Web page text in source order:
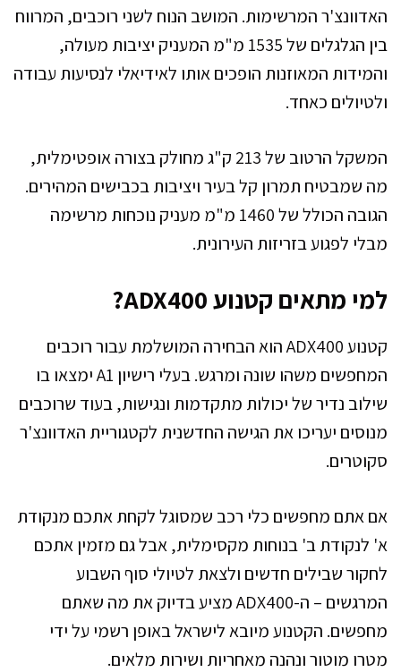
האדוונצ'ר המרשימות. המושב הנוח לשני רוכבים, המרווח
בין הגלגלים של 1535 מ"מ המעניק יציבות מעולה,
והמידות המאוזנות הופכים אותו לאידיאלי לנסיעות עבודה
ולטיולים כאחד.
המשקל הרטוב של 213 ק"ג מחולק בצורה אופטימלית,
מה שמבטיח תמרון קל בעיר ויציבות בכבישים המהירים.
הגובה הכולל של 1460 מ"מ מעניק נוכחות מרשימה
מבלי לפגוע בזריזות העירונית.
למי מתאים קטנוע ADX400?
קטנוע ADX400 הוא הבחירה המושלמת עבור רוכבים
המחפשים משהו שונה ומרגש. בעלי רישיון A1 ימצאו בו
שילוב נדיר של יכולות מתקדמות ונגישות, בעוד שרוכבים
מנוסים יעריכו את הגישה החדשנית לקטגוריית האדוונצ'ר
סקוטרים.
אם אתם מחפשים כלי רכב שמסוגל לקחת אתכם מנקודת
א' לנקודת ב' בנוחות מקסימלית, אבל גם מזמין אתכם
לחקור שבילים חדשים ולצאת לטיולי סוף השבוע
המרגשים – ה-ADX400 מציע בדיוק את מה שאתם
מחפשים. הקטנוע מיובא לישראל באופן רשמי על ידי
מטרו מוטור ונהנה מאחריות ושירות מלאים.